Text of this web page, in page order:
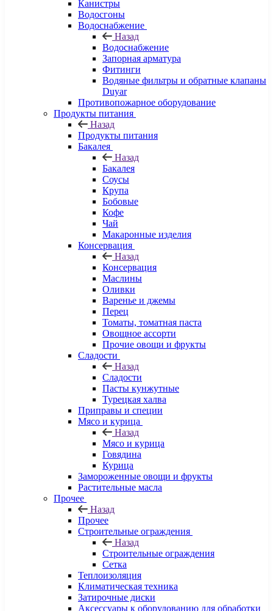
Канистры
Водосгоны
Водоснабжение
Назад
Водоснабжение
Запорная арматура
Фитинги
Водяные фильтры и обратные клапаны
Duyar
Противопожарное оборудование
Продукты питания
Назад
Продукты питания
Бакалея
Назад
Бакалея
Соусы
Крупа
Бобовые
Кофе
Чай
Макаронные изделия
Консервация
Назад
Консервация
Маслины
Оливки
Варенье и джемы
Перец
Томаты, томатная паста
Овощное ассорти
Прочие овощи и фрукты
Сладости
Назад
Сладости
Пасты кунжутные
Турецкая халва
Приправы и специи
Мясо и курица
Назад
Мясо и курица
Говядина
Курица
Замороженные овощи и фрукты
Растительные масла
Прочее
Назад
Прочее
Строительные ограждения
Назад
Строительные ограждения
Сетка
Теплоизоляция
Климатическая техника
Затирочные диски
Аксессуары к оборудованию для обработки